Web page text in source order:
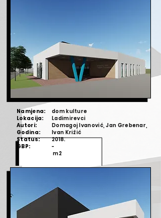
dom kulture
Ladimirevci
Domagoj Ivanović, Jan Grebenar,
Ivan Križić
2018.
-
m2
Namjena:
Lokacija:
Autori:
Godina:
Status:
GBP: